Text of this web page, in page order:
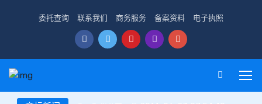
委托查询 联系我们 商务服务 备案资料 电子执照